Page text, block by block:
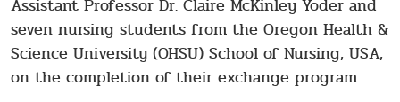
Assistant Professor Dr. Claire McKinley Yoder and
seven nursing students from the Oregon Health &
Science University (OHSU) School of Nursing, USA,
on the completion of their exchange program.